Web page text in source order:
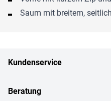
Saum mit breitem,
Kundenservice
Beratung